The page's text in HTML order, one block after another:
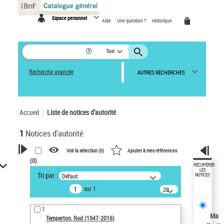
Espace personnel Aide Une question ? Historique
Tout
Recherche avancée AUTRES RECHERCHES
Accueil Liste de notices d’autorité
1 Notices d'autorité
VOTRE RECHERCHE
Recherche avancée dans les
notices d’autorité
Œuvres liées à l'auteur :
Temperton, Rod (1947-2016)
Voir la sélection (0) Ajouter à mes références
(0)
Tri par : Défaut
sur 1
20
résultats/page
1
Temperton, Rod (1947-2016)
RÉCUPÉRER
LES
NOTICES
Ma
Panneau de gestion des cookies